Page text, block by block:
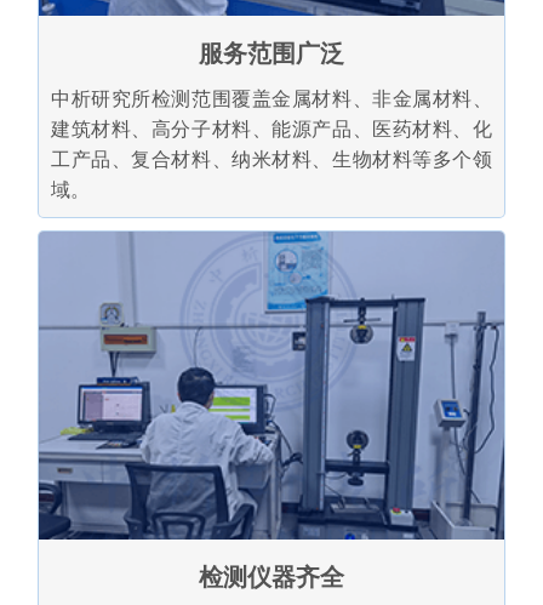
服务范围广泛
中析研究所检测范围覆盖金属材料、非金属材料、
建筑材料、高分子材料、能源产品、医药材料、化
工产品、复合材料、纳米材料、生物材料等多个领
域。
检测仪器齐全